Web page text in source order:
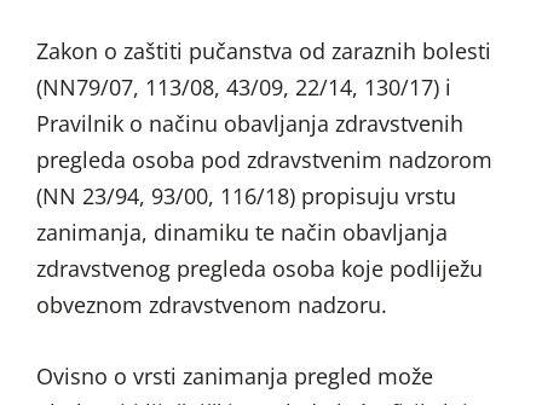
Zakon o zaštiti pučanstva od zaraznih bolesti
(NN79/07, 113/08, 43/09, 22/14, 130/17) i
Pravilnik o načinu obavljanja zdravstvenih
pregleda osoba pod zdravstvenim nadzorom
(NN 23/94, 93/00, 116/18) propisuju vrstu
zanimanja, dinamiku te način obavljanja
zdravstvenog pregleda osoba koje podliježu
obveznom zdravstvenom nadzoru.
Ovisno o vrsti zanimanja pregled može